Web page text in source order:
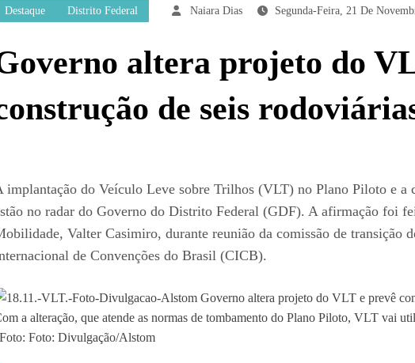
Destaque Distrito Federal Naiara Dias Segunda-Feira, 21 De
altera projeto do
de seis
implantação do Veículo Leve sobre Trilhos (VLT) no Plano Piloto e a
no radar do Governo do Distrito Federal (GDF). A afirmação foi
Valter Casimiro, durante reunião da comissão de transição
de Convenções do Brasil (CICB).
a alteração, que atende as normas de tombamento do Plano Piloto, VLT vai
Foto: Divulgação/Alstom